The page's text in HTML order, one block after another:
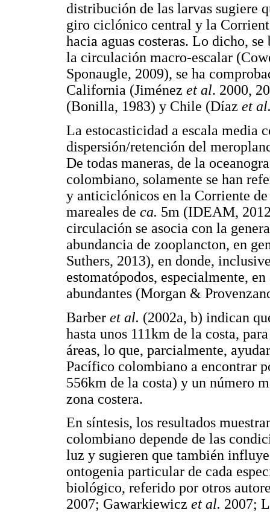
distribución de las larvas sugiere
giro ciclónico central y la
hacia aguas costeras. Lo dicho,
la circulación macro-escalar
Sponaugle, 2009), se ha
California (Jiménez et al. 2000,
(Bonilla, 1983) y Chile (Díaz et
La estocasticidad a escala media
dispersión/retención del
De todas maneras, de la
colombiano, solamente se han
y anticiclónicos en la Corriente
mareales de ca. 5m (IDEAM,
circulación se asocia con la
abundancia de zooplancton, en
Suthers, 2013), en donde,
estomatópodos, especialmente,
abundantes (Morgan &
Barber et al. (2002a, b) indican
hasta unos 111km de la costa,
áreas, lo que, parcialmente,
Pacífico colombiano a encontrar
556km de la costa) y un número
zona costera.
En síntesis, los resultados
colombiano depende de las
luz y sugieren que también
ontogenia particular de cada
biológico, referido por otros
2007; Gawarkiewicz et al. 2007;